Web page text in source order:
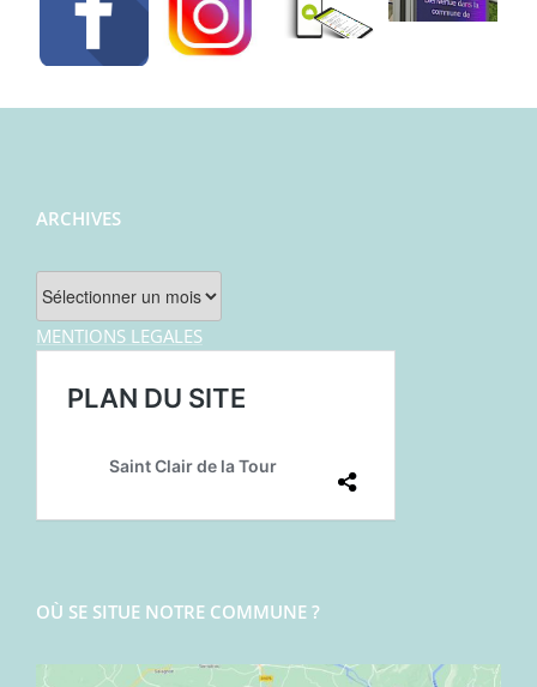
ARCHIVES
Archives
MENTIONS LEGALES
OÙ SE SITUE NOTRE COMMUNE ?